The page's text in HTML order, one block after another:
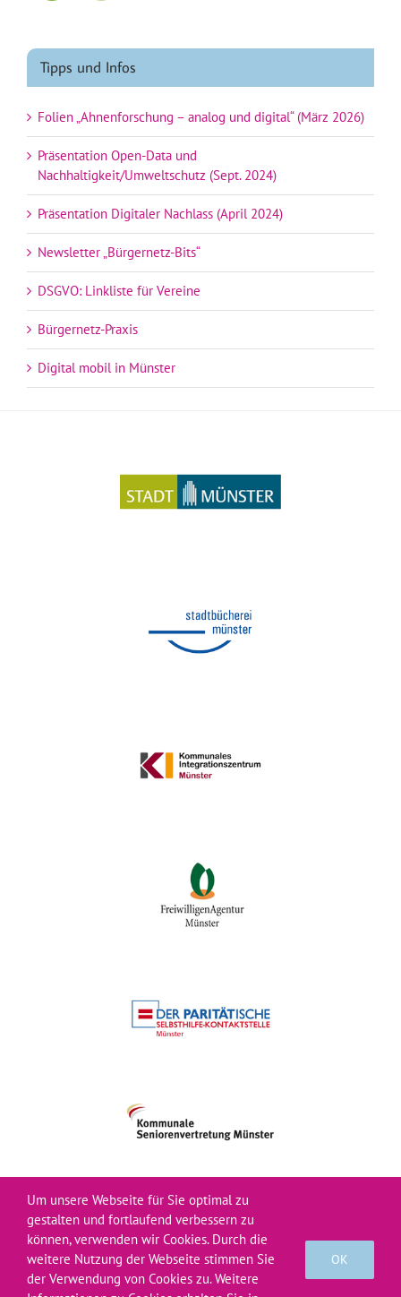
Tipps und Infos
Folien „Ahnenforschung – analog und digital“ (März 2026)
Präsentation Open-Data und
Nachhaltigkeit/Umweltschutz (Sept. 2024)
Präsentation Digitaler Nachlass (April 2024)
Newsletter „Bürgernetz-Bits“
DSGVO: Linkliste für Vereine
Bürgernetz-Praxis
Digital mobil in Münster
© Verein Bürgernetz 2026
Um unsere Webseite für Sie optimal zu
gestalten und fortlaufend verbessern zu
können, verwenden wir Cookies. Durch die
weitere Nutzung der Webseite stimmen Sie
der Verwendung von Cookies zu. Weitere
OK